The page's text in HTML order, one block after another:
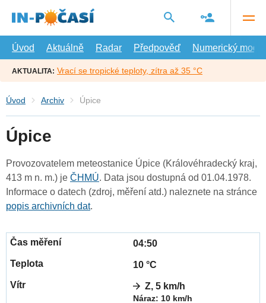
hlavní
Úvod
Aktuálně Radar Předpověď Numerický model
AKTUALITA: Vrací se tropické teploty, zítra až 35 °C
Úvod Archiv Úpice
Úpice
Provozovatelem meteostanice Úpice (Královéhradecký kraj,
413 m n. m.) je ČHMÚ. Data jsou dostupná od 01.04.1978.
Informace o datech (zdroj, měření atd.) naleznete na stránce
popis archivních dat.
04:50
10 °C
Z, 5 km/h
Náraz: 10 km/h